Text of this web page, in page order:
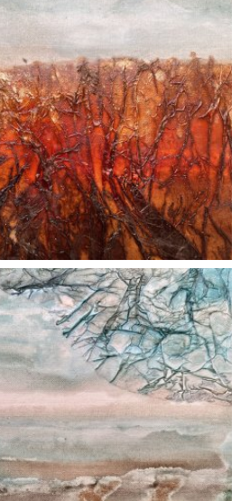
AFFICHER
AFFICHER